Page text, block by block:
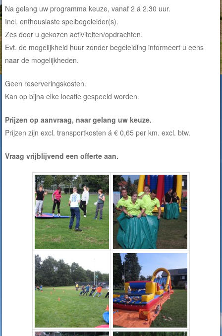
Na gelang uw programma keuze, vanaf 2 á 2.30 uur.
Incl. enthousiaste spelbegeleider(s).
Zes door u gekozen activiteiten/opdrachten.
Evt. de mogelijkheid huur zonder begeleiding informeert u eens
naar de mogelijkheden.
Geen reserveringskosten.
Kan op bijna elke locatie gespeeld worden.
Prijzen op aanvraag, naar gelang uw keuze.
Prijzen zijn excl. transportkosten á € 0,65 per km. excl. btw.
Vraag vrijblijvend een offerte aan.